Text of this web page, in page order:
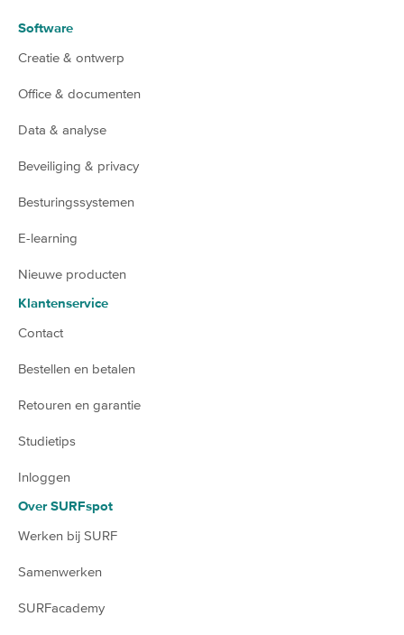
Software
Creatie & ontwerp
Office & documenten
Data & analyse
Beveiliging & privacy
Besturingssystemen
E-learning
Nieuwe producten
Klantenservice
Contact
Bestellen en betalen
Retouren en garantie
Studietips
Inloggen
Over SURFspot
Werken bij SURF
Samenwerken
SURFacademy